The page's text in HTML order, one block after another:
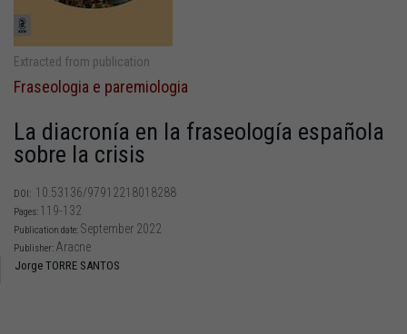
Extracted from publication
Fraseologia e paremiologia
La diacronía en la fraseología española
sobre la crisis
DOI: 10.53136/97912218018288
Pages: 119-132
Publication date: September 2022
Publisher: Aracne
Jorge TORRE SANTOS